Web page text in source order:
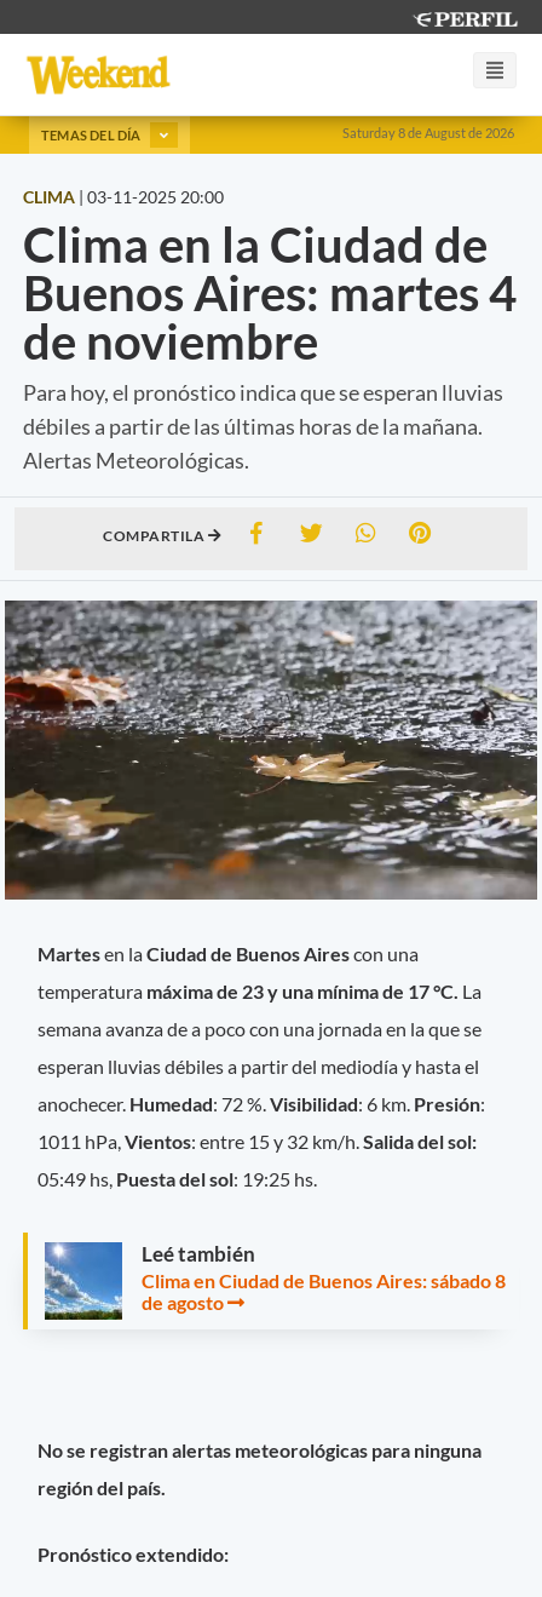
Saturday 8 de August de 2026
TEMAS DEL DÍA
CLIMA | 03-11-2025 20:00
Clima en la Ciudad de
Buenos Aires: martes 4
de noviembre
Para hoy, el pronóstico indica que se esperan lluvias
débiles a partir de las últimas horas de la mañana.
Alertas Meteorológicas.
COMPARTILA
Martesen laCiudad de Buenos Airescon una
temperatura máxima de 23 y una mínima de 17 °C. La
semana avanza de a poco con una jornada en la que se
esperan lluvias débiles a partir del mediodía y hasta el
anochecer. Humedad: 72 %.Visibilidad: 6 km. Presión:
1011 hPa,Vientos: entre 15 y 32 km/h.Salida del sol:
05:49 hs, Puesta del sol: 19:25 hs.
Leé también
Clima en Ciudad de Buenos Aires: sábado 8
de agosto
No se registran alertas meteorológicas para ninguna
región del país.
Pronóstico extendido: